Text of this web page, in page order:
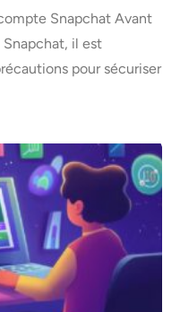
Snapchat Avant
il est
pour sécuriser